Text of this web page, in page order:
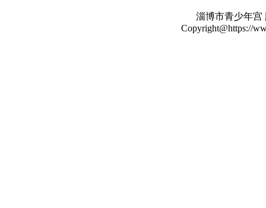
淄博市青少年
Copyright@https://